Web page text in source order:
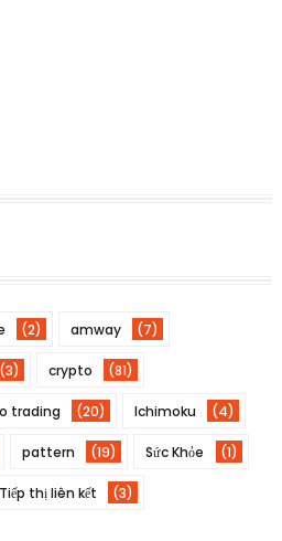
(2) amway (7)
(3) crypto (81)
trading (20) Ichimoku (4)
pattern (19) Sức Khỏe (1)
Tiếp thị liên kết (3)